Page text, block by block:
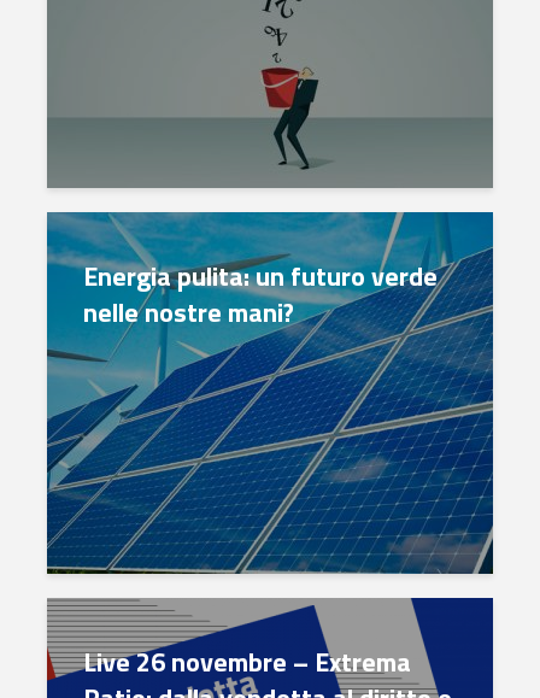
Energia pulita: un futuro verde
nelle nostre mani?
Live 26 novembre – Extrema